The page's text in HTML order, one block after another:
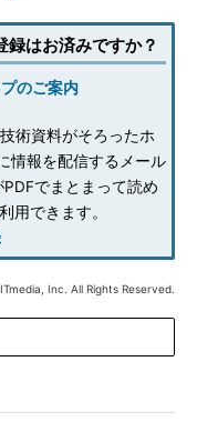
はお済みですか？
のご案内
術資料がそろったホ
情報を配信するメール
でまとまって読め
用できます。
Inc. All Rights Reserved.